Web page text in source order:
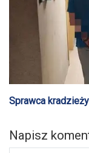
Sprawca
Napisz